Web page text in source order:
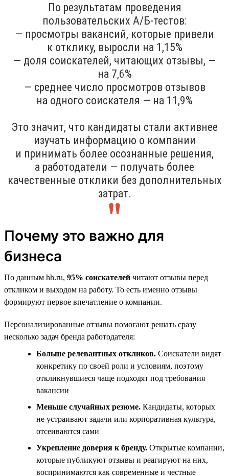
По результатам проведения
пользовательских A/Б-тестов:
— просмотры вакансий, которые привели
к отклику, выросли на 1,15%
— доля соискателей, читающих отзывы, —
на 7,6%
— среднее число просмотров отзывов
на одного соискателя — на 11,9%
Это значит, что кандидаты стали активнее
изучать информацию о компании
и принимать более осознанные решения,
а работодатели — получать более
качественные отклики без дополнительных
затрат.
Почему это важно для
бизнеса
По данным hh.ru, 95% соискателей читают отзывы перед
откликом и выходом на работу. То есть именно отзывы
формируют первое впечатление о компании.
Персонализированные отзывы помогают решать сразу
несколько задач бренда работодателя:
Больше релевантных откликов. Соискатели видят
конкретику по своей роли и условиям, поэтому
откликнувшиеся чаще подходят под требования
вакансии
Меньше случайных резюме. Кандидаты, которых
не устраивают задачи или корпоративная культура,
отсеиваются сами
Укрепление доверия к бренду. Открытые компании,
которые публикуют отзывы и реагируют на них,
воспринимаются как современные и честные